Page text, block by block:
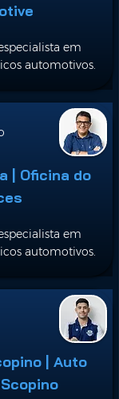
em
automotivos.
| Oficina do
em
automotivos.
| Auto